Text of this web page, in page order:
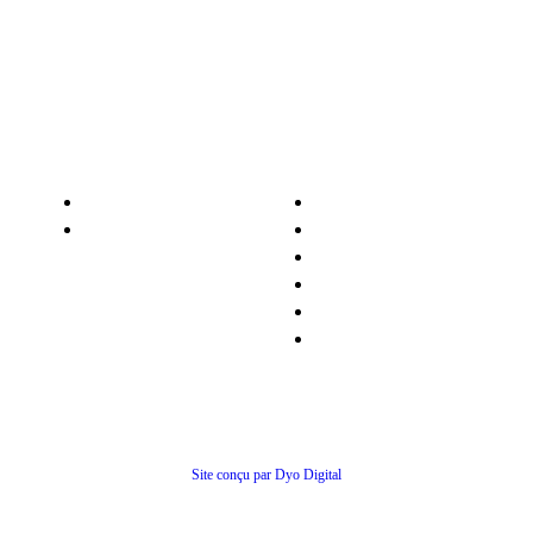
Site conçu par Dyo Digital